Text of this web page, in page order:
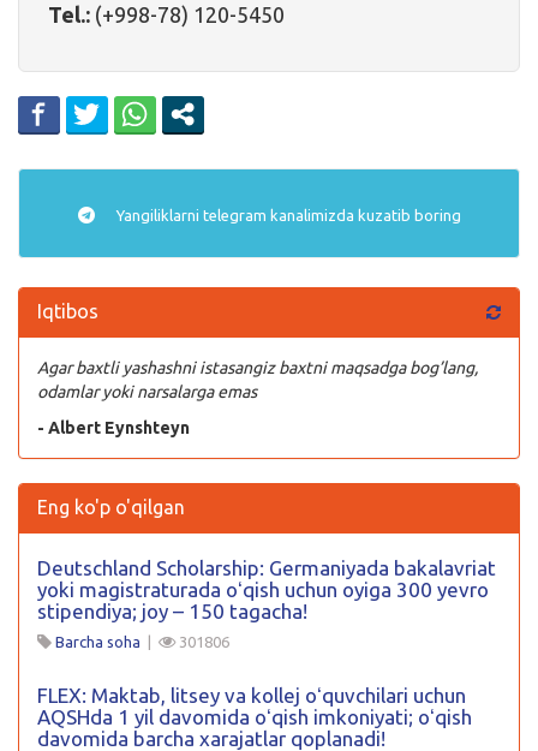
Tel.: (+998-78) 120-5450
Yangiliklarni telegram kanalimizda kuzatib boring
Iqtibos
Agar baxtli yashashni istasangiz baxtni maqsadga bog’lang,
odamlar yoki narsalarga emas
- Albert Eynshteyn
Eng ko'p o'qilgan
Deutschland Scholarship: Germaniyada bakalavriat
yoki magistraturada oʻqish uchun oyiga 300 yevro
stipendiya; joy – 150 tagacha!
Barcha soha | 301806
FLEX: Maktab, litsey va kollej oʻquvchilari uchun
AQSHda 1 yil davomida oʻqish imkoniyati; oʻqish
davomida barcha xarajatlar qoplanadi!